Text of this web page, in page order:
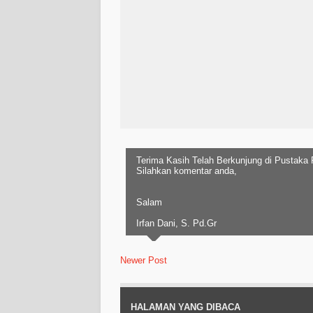
Terima Kasih Telah Berkunjung di Pustaka
Silahkan komentar anda,
Salam
Irfan Dani, S. Pd.Gr
Newer Post
HALAMAN YANG DIBACA